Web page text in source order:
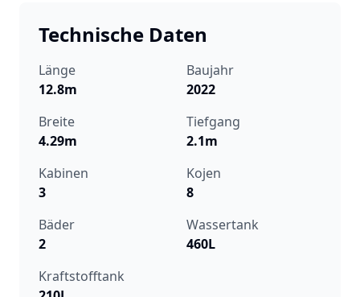
Technische Daten
Länge
12.8m
Baujahr
2022
Breite
4.29m
Tiefgang
2.1m
Kabinen
3
Kojen
8
Bäder
2
Wassertank
460L
Kraftstofftank